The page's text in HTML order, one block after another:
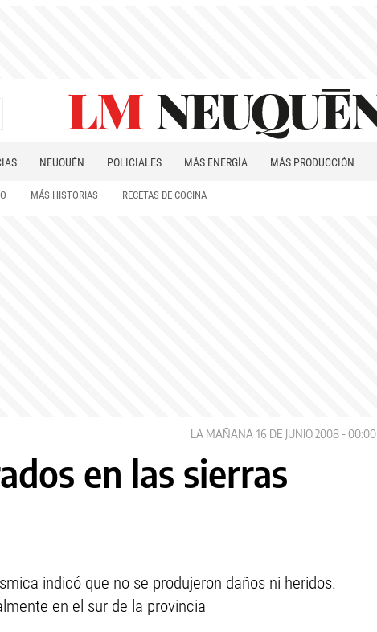
NEUQUÉN POLICIALES MÁS ENERGÍA MÁS PRODUCCIÓN
MÁS HISTORIAS RECETAS DE COCINA
LA MAÑANA 16 DE JUNIO 2008 - 00:00
en las sierras
indicó que no se produjeron daños ni heridos.
en el sur de la provincia